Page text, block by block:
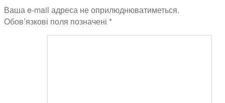
Ваша e-mail адреса не оприлюднюватиметься.
Обов’язкові поля позначені *